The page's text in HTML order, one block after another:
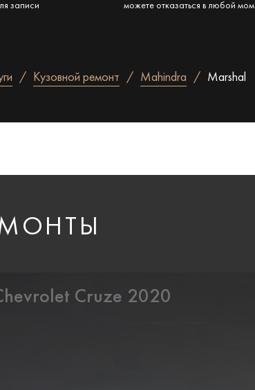
записи
можете отказаться в любой
Кузовной ремонт Mahindra Marshal
Cruze 2020